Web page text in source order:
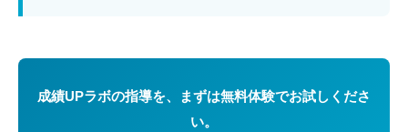
成績UPラボの指導を、まずは無料体験でお試しくださ
い。